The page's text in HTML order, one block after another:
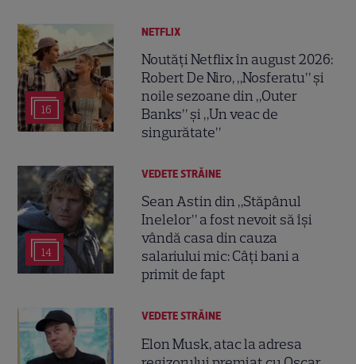
16
NETFLIX
Noutăți Netflix în august 2026:
Robert De Niro, „Nosferatu” și
noile sezoane din „Outer
Banks” și „Un veac de
singurătate”
14
VEDETE STRĂINE
Sean Astin din „Stăpânul
Inelelor” a fost nevoit să își
vândă casa din cauza
salariului mic: Câți bani a
primit de fapt
VEDETE STRĂINE
Elon Musk, atac la adresa